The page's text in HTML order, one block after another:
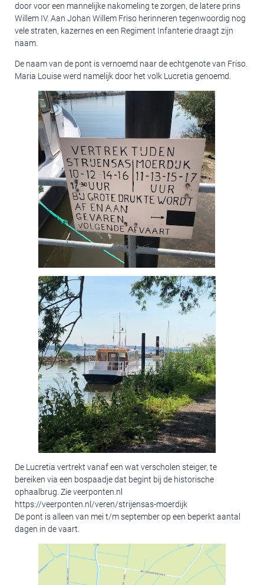
door voor een mannelijke nakomeling te zorgen, de latere prins
Willem IV. Aan Johan Willem Friso herinneren tegenwoordig nog
vele straten, kazernes en een Regiment Infanterie draagt zijn
naam.
De naam van de pont is vernoemd naar de echtgenote van Friso.
Maria Louise werd namelijk door het volk Lucretia genoemd.
De Lucretia vertrekt vanaf een wat verscholen steiger, te
bereiken via een bospaadje dat begint bij de historische
ophaalbrug. Zie veerponten.nl
https://veerponten.nl/veren/strijensas-moerdijk
De pont is alleen van mei t/m september op een beperkt aantal
dagen in de vaart.